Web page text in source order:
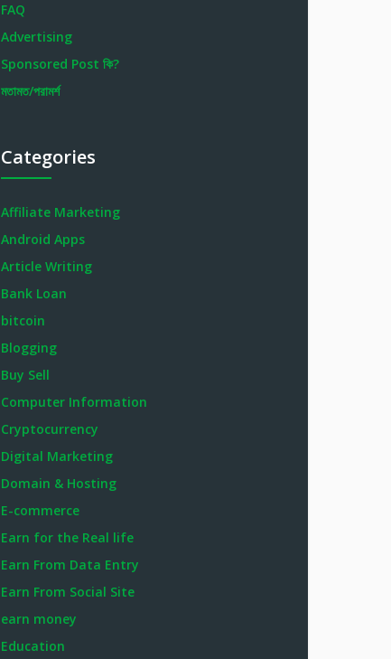
FAQ
Advertising
Sponsored Post কি?
মতামত/পরামর্শ
Categories
Affiliate Marketing
Android Apps
Article Writing
Bank Loan
bitcoin
Blogging
Buy Sell
Computer Information
Cryptocurrency
Digital Marketing
Domain & Hosting
E-commerce
Earn for the Real life
Earn From Data Entry
Earn From Social Site
earn money
Education